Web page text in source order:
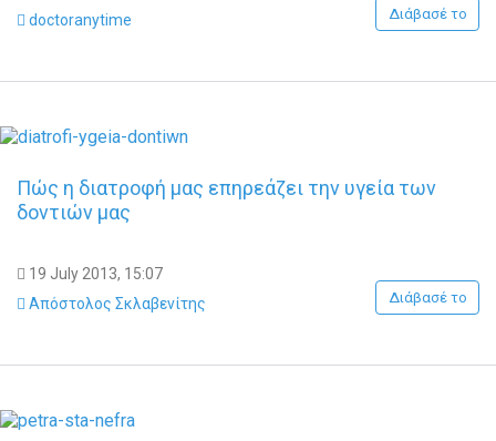
doctoranytime
Διάβασέ το
Πώς η διατροφή μας επηρεάζει την υγεία των
δοντιών μας
19 July 2013, 15:07
Απόστολος Σκλαβενίτης
Διάβασέ το